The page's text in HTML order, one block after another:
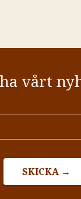
vårt
SKICKA →